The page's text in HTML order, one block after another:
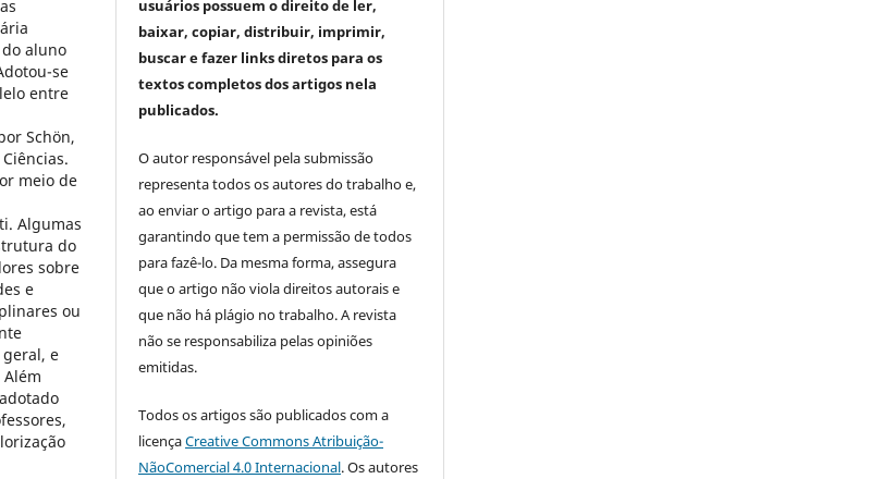
aluno
se
entre
Schön,
meio de
Algumas
do
sobre
e
ou
e
usuários possuem o direito de ler,
baixar, copiar, distribuir, imprimir,
buscar e fazer links diretos para os
textos completos dos artigos nela
publicados.
O autor responsável pela submissão
representa todos os autores do trabalho e,
ao enviar o artigo para a revista, está
garantindo que tem a permissão de todos
para fazê-lo. Da mesma forma, assegura
que o artigo não viola direitos autorais e
que não há plágio no trabalho. A revista
não se responsabiliza pelas opiniões
emitidas.
Todos os artigos são publicados com a
licençaCreative Commons Atribuição-
NãoComercial 4.0 Internacional. Os autores